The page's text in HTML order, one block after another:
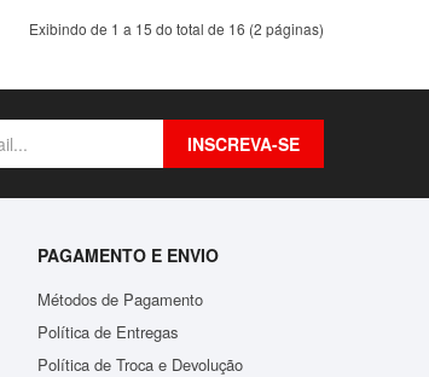
Exibindo de 1 a 15 do total de 16 (2 páginas)
INSCREVA-SE
PAGAMENTO E ENVIO
Métodos de Pagamento
Política de Entregas
Política de Troca e Devolução